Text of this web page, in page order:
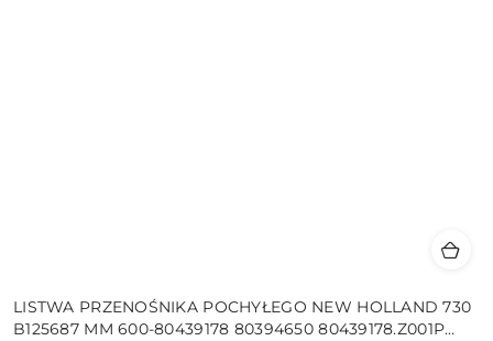
LISTWA PRZENOŚNIKA POCHYŁEGO NEW HOLLAND 730
B125687 MM 600-80439178 80394650 80439178.Z001P